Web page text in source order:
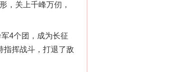
关上千峰万仞，
4个团，成为长征
指挥战斗，打退了敌